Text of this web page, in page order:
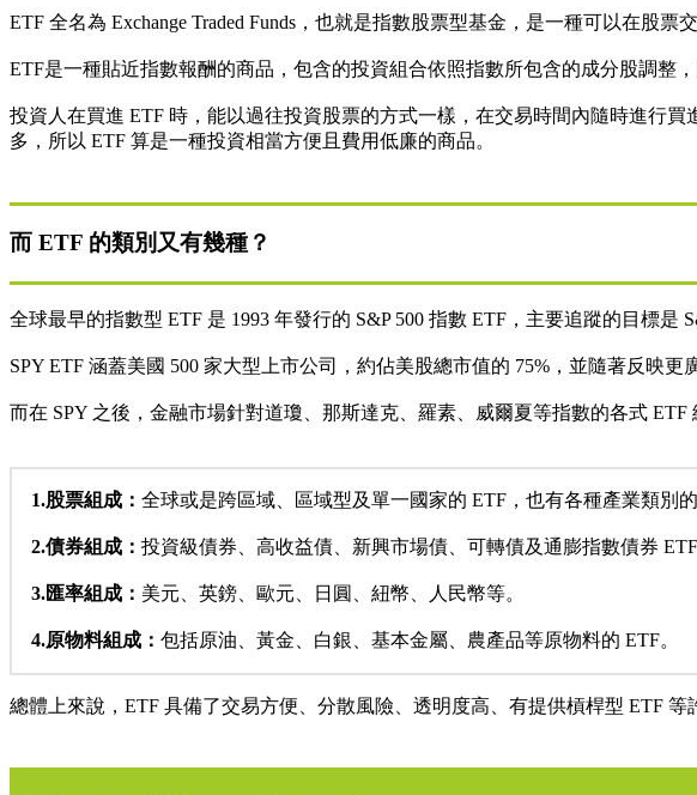
ETF 全名為 Exchange Traded Funds，也就是指數股票型基金，是一種可以在股票
ETF是一種貼近指數報酬的商品，包含的投資組合依照指數所包含的成分股調整
投資人在買進 ETF 時，能以過往投資股票的方式一樣，在交易時間內隨時進行
多，所以 ETF 算是一種投資相當方便且費用低廉的商品。
而 ETF 的類別又有幾種？
全球最早的指數型 ETF 是 1993 年發行的 S&P 500 指數 ETF，主要追蹤的目標是
SPY ETF 涵蓋美國 500 家大型上市公司，約佔美股總市值的 75%，並隨著反映
而在 SPY 之後，金融市場針對道瓊、那斯達克、羅素、威爾夏等指數的各式
1.股票組成： 全球或是跨區域、區域型及單一國家的 ETF，也有各種產業類別的
2.債券組成： 投資級債券、高收益債、新興市場債、可轉債及通膨指數債券 ETF
3.匯率組成： 美元、英鎊、歐元、日圓、紐幣、人民幣等。
4.原物料組成： 包括原油、黃金、白銀、基本金屬、農產品等原物料的 ETF。
總體上來說，ETF 具備了交易方便、分散風險、透明度高、有提供槓桿型 ETF